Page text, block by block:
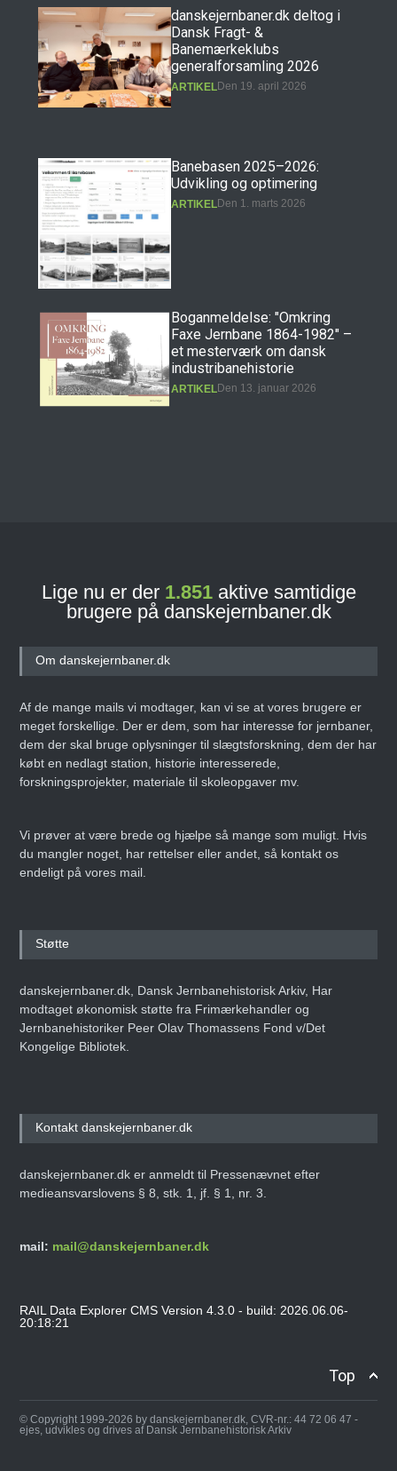
danskejernbaner.dk deltog i
Dansk Fragt- &
Banemærkeklubs
generalforsamling 2026
ARTIKELDen 19. april 2026
Banebasen 2025–2026:
Udvikling og optimering
ARTIKELDen 1. marts 2026
Boganmeldelse: "Omkring
Faxe Jernbane 1864-1982" –
et mesterværk om dansk
industribanehistorie
ARTIKELDen 13. januar 2026
Banebasen: Det nye digitale
ARTIKELDen 27. september 2025
Danmarks Jernbanemuseum
fejrer 50-års jubilæum med
ARTIKELDen 14. juni 2025
ARTIKELDen 8. maj 2025
Lige nu er der 1.851aktive samtidige
brugere på danskejernbaner.dk
Om danskejernbaner.dk
Af de mange mails vi modtager, kan vi se at vores brugere er
meget forskellige. Der er dem, som har interesse for jernbaner,
dem der skal bruge oplysninger til slægtsforskning, dem der har
købt en nedlagt station, historie interesserede,
forskningsprojekter, materiale til skoleopgaver mv.
Vi prøver at være brede og hjælpe så mange som muligt. Hvis
du mangler noget, har rettelser eller andet, så kontakt os
endeligt på vores mail.
Støtte
danskejernbaner.dk, Dansk Jernbanehistorisk Arkiv, Har
modtaget økonomisk støtte fra Frimærkehandler og
Jernbanehistoriker Peer Olav Thomassens Fond v/Det
Kongelige Bibliotek.
Kontakt danskejernbaner.dk
danskejernbaner.dk er anmeldt til Pressenævnet efter
medieansvarslovens § 8, stk. 1, jf. § 1, nr. 3.
mail: mail@danskejernbaner.dk
RAIL Data Explorer CMS Version 4.3.0 - build: 2026.06.06-
20:18:21
Top
© Copyright 1999-2026 by danskejernbaner.dk, CVR-nr.: 44 72 06 47 -
ejes, udvikles og drives af Dansk Jernbanehistorisk Arkiv